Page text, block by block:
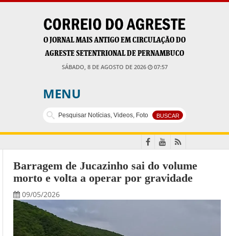
O JORNAL MAIS ANTIGO EM CIRCULAÇÃO DO
AGRESTE SETENTRIONAL DE PERNAMBUCO
SÁBADO, 8 DE AGOSTO DE 2026 07:57
MENU
Barragem de Jucazinho sai do volume
morto e volta a operar por gravidade
09/05/2026